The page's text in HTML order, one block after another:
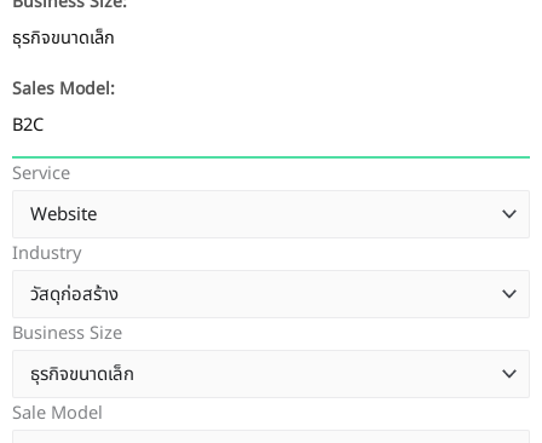
ธุรกิจขนาดเล็ก
Sales Model:
B2C
Service
Industry
Business Size
Sale Model